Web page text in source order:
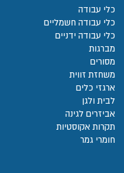
כלי עבודה
כלי עבודה חשמליים
כלי עבודה ידניים
מברגות
מסורים
משחזת זווית
ארגזי כלים
לבית ולגן
אביזרים לגינה
תקרות אקוסטיות
חומרי גמר